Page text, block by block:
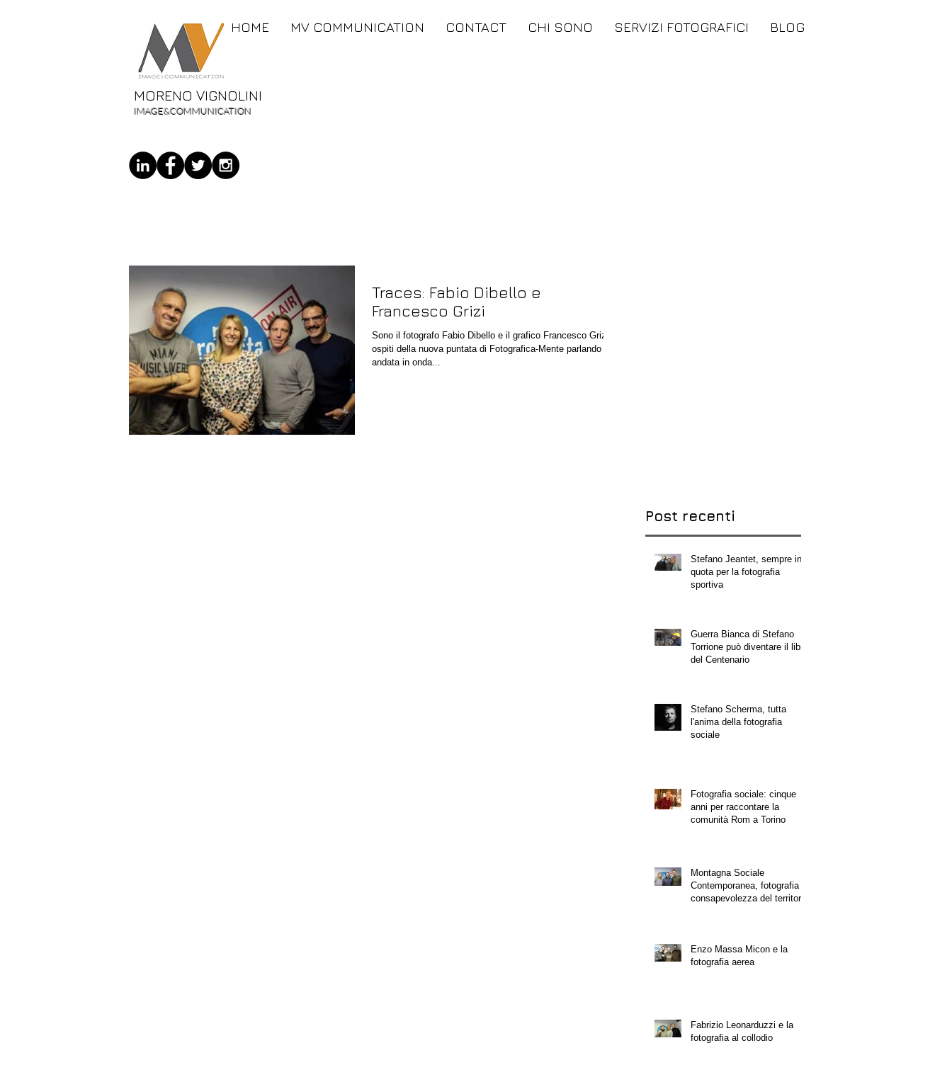
HOME MV COMMUNICATION CONTACT CHI SONO SERVIZI FOTOGRAFICI BLOG
MORENO VIGNOLINI
IMAGE&COMMUNICATION
Traces: Fabio Dibello e
Francesco Grizi
Sono il fotografo Fabio Dibello e il grafico Francesco Grizi gli
ospiti della nuova puntata di Fotografica-Mente parlando
andata in onda...
Post recenti
Stefano Jeantet, sempre in
quota per la fotografia
sportiva
Guerra Bianca di Stefano
Torrione può diventare il libro
del Centenario
Stefano Scherma, tutta
l'anima della fotografia
sociale
Fotografia sociale: cinque
anni per raccontare la
comunità Rom a Torino
Montagna Sociale
Contemporanea, fotografia e
consapevolezza del territorio
Enzo Massa Micon e la
fotografia aerea
Fabrizio Leonarduzzi e la
fotografia al collodio